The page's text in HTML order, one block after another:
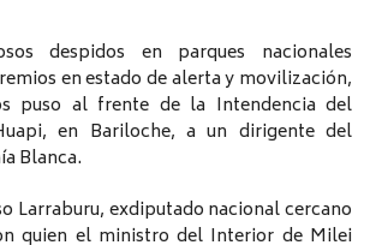
despidos en parques nacionales
en estado de alerta y movilización,
puso al frente de la Intendencia del
en Bariloche, a un dirigente del
Blanca.
Larraburu, exdiputado nacional cercano
quien el ministro del Interior de Milei